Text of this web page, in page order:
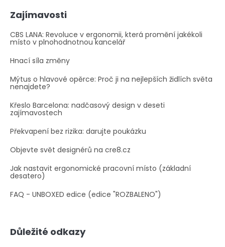
Zajímavosti
CBS LANA: Revoluce v ergonomii, která promění jakékoli
místo v plnohodnotnou kancelář
Hnací síla změny
Mýtus o hlavové opěrce: Proč ji na nejlepších židlích světa
nenajdete?
Křeslo Barcelona: nadčasový design v deseti
zajímavostech
Překvapení bez rizika: darujte poukázku
Objevte svět designérů na cre8.cz
Jak nastavit ergonomické pracovní místo (základní
desatero)
FAQ - UNBOXED edice (edice "ROZBALENO")
Důležité odkazy